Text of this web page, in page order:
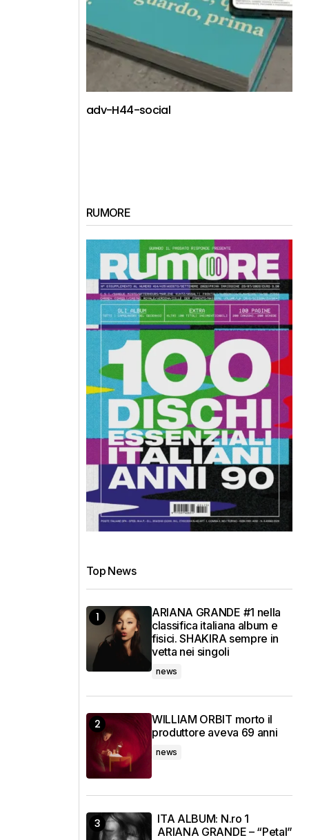
adv-H44-social
RUMORE
Top News
ARIANA GRANDE #1 nella
classifica italiana album e
fisici. SHAKIRA sempre in
vetta nei singoli
news
WILLIAM ORBIT morto il
produttore aveva 69 anni
news
ITA ALBUM: N.ro 1
ARIANA GRANDE – “Petal”